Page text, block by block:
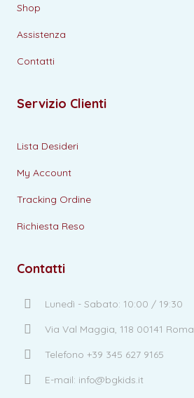
Shop
Assistenza
Contatti
Servizio Clienti
Lista Desideri
My Account
Tracking Ordine
Richiesta Reso
Contatti
Lunedì - Sabato: 10:00 / 19:30
Via Val Maggia, 118 00141 Roma
Telefono +39 345 627 9165
E-mail: info@bgkids.it